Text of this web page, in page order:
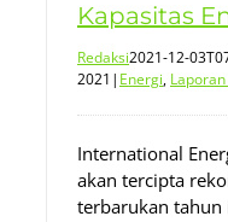
Kapasitas
Redaksi2021-12-
2021 | Energi,
International
akan tercipta
terbarukan tahun